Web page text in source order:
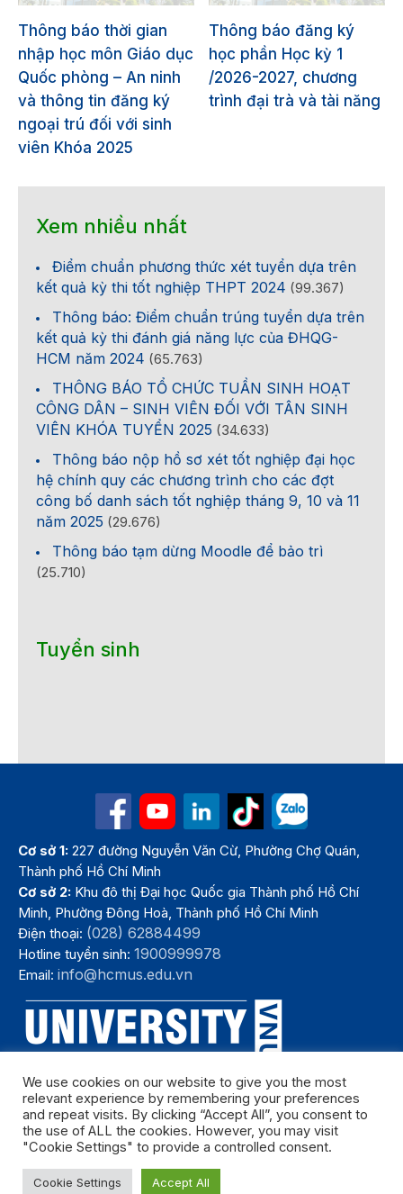
Thông báo thời gian
nhập học môn Giáo dục
Quốc phòng – An ninh
và thông tin đăng ký
ngoại trú đối với sinh
viên Khóa 2025
Thông báo đăng ký
học phần Học kỳ 1
/2026-2027, chương
trình đại trà và tài năng
Xem nhiều nhất
Điểm chuẩn phương thức xét tuyển dựa trên
kết quả kỳ thi tốt nghiệp THPT 2024 (99.367)
Thông báo: Điểm chuẩn trúng tuyển dựa trên
kết quả kỳ thi đánh giá năng lực của ĐHQG-
HCM năm 2024 (65.763)
THÔNG BÁO TỔ CHỨC TUẦN SINH HOẠT
CÔNG DÂN – SINH VIÊN ĐỐI VỚI TÂN SINH
VIÊN KHÓA TUYỂN 2025 (34.633)
Thông báo nộp hồ sơ xét tốt nghiệp đại học
hệ chính quy các chương trình cho các đợt
công bố danh sách tốt nghiệp tháng 9, 10 và 11
năm 2025 (29.676)
Thông báo tạm dừng Moodle để bảo trì
(25.710)
Tuyển sinh
Cơ sở 1: 227 đường Nguyễn Văn Cừ, Phường Chợ Quán,
Thành phố Hồ Chí Minh
Cơ sở 2: Khu đô thị Đại học Quốc gia Thành phố Hồ Chí
Minh, Phường Đông Hoà, Thành phố Hồ Chí Minh
Điện thoại: (028) 62884499
Hotline tuyển sinh:1900999978
Email:info@hcmus.edu.vn
Bản quyền thuộc Trường Đại học Khoa học tự nhiên, Đại học Quốc
We use cookies on our website to give you the most
relevant experience by remembering your preferences
and repeat visits. By clicking “Accept All”, you consent to
the use of ALL the cookies. However, you may visit
"Cookie Settings" to provide a controlled consent.
Cookie Settings Accept All